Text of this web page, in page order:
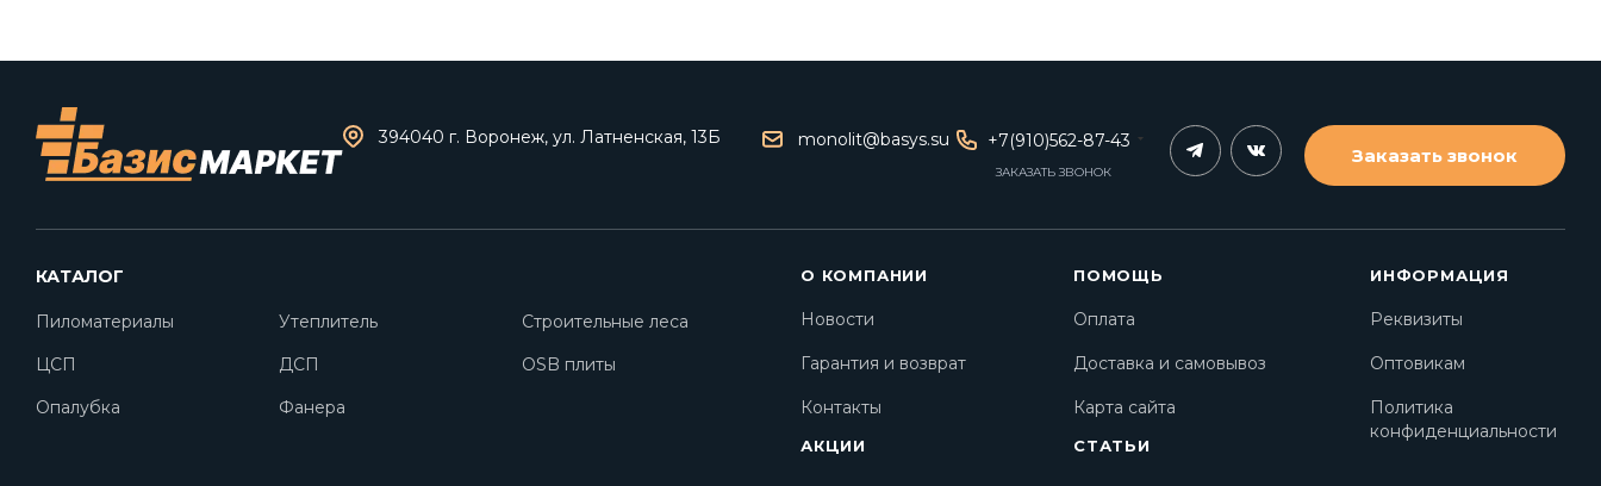
394040 г. Воронеж, ул. Латненская, 13Б monolit@basys.su +7(910)562-87-43
ЗАКАЗАТЬ ЗВОНОК
Заказать звонок
КАТАЛОГ
Пиломатериалы Утеплитель
Строительные леса
ЦСП
ДСП
OSB плиты
Опалубка
Фанера
О КОМПАНИИ
Новости
Гарантия и возврат
Контакты
АКЦИИ
ПОМОЩЬ
Оплата
Доставка и самовывоз
Карта сайта
СТАТЬИ
ИНФОРМАЦИЯ
Реквизиты
Оптовикам
Политика
конфиденциальности